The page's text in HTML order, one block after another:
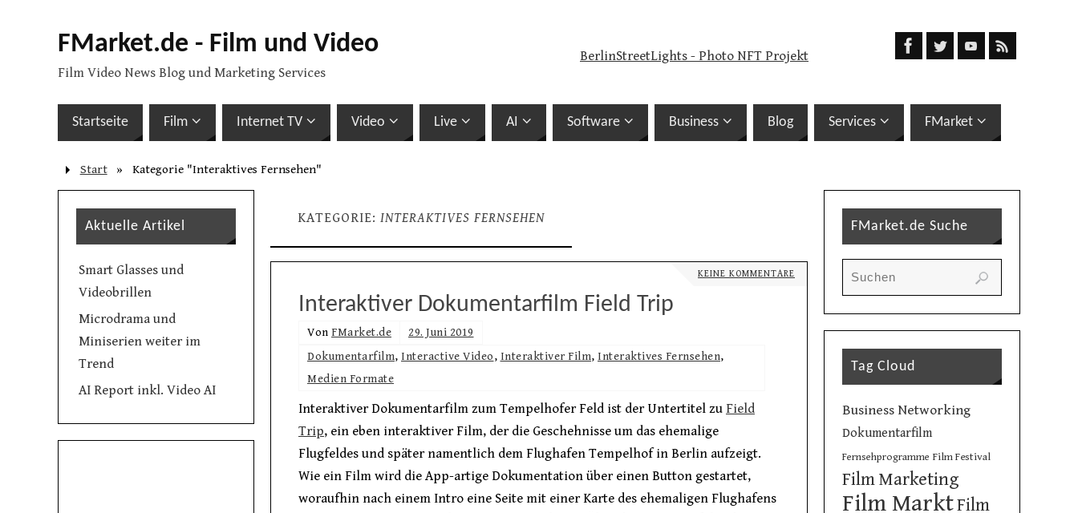
FMarket.de - Film und Video
Film Video News Blog und Marketing Services
BerlinStreetLights - Photo NFT Projekt
Startseite Film Internet TV Video Live AI Software Business Blog Services FMarket
Start » Kategorie "Interaktives Fernsehen"
KATEGORIE: INTERAKTIVES FERNSEHEN
KEINE KOMMENTARE
Interaktiver Dokumentarfilm Field Trip
Von FMarket.de
29. Juni 2019
Dokumentarfilm, Interactive Video, Interaktiver Film, Interaktives Fernsehen,
Medien Formate
Interaktiver Dokumentarfilm zum Tempelhofer Feld ist der Untertitel zu Field
Trip, ein eben interaktiver Film, der die Geschehnisse um das ehemalige
Flugfeldes und später namentlich dem Flughafen Tempelhof in Berlin aufzeigt.
Wie ein Film wird die App-artige Dokumentation über einen Button gestartet,
woraufhin nach einem Intro eine Seite mit einer Karte des ehemaligen Flughafens
Aktuelle Artikel
Smart Glasses und
Videobrillen
Microdrama und
Miniserien weiter im
Trend
AI Report inkl. Video AI
FMarket.de Suche
Tag Cloud
Business Networking
Dokumentarfilm
Fernsehprogramme Film Festival
Film Marketing
Film MarktFilm